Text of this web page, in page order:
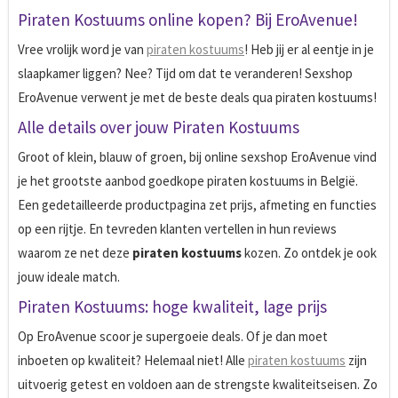
Piraten Kostuums online kopen? Bij EroAvenue!
Vree vrolijk word je van piraten kostuums! Heb jij er al eentje in je
slaapkamer liggen? Nee? Tijd om dat te veranderen! Sexshop
EroAvenue verwent je met de beste deals qua piraten kostuums!
Alle details over jouw Piraten Kostuums
Groot of klein, blauw of groen, bij online sexshop EroAvenue vind
je het grootste aanbod goedkope piraten kostuums in België.
Een gedetailleerde product­pagina zet prijs, afmeting en functies
op een rijtje. En tevreden klanten vertellen in hun reviews
waarom ze net deze piraten kostuumskozen. Zo ontdek je ook
jouw ideale match.
Piraten Kostuums: hoge kwaliteit, lage prijs
Op EroAvenue scoor je supergoeie deals. Of je dan moet
inboeten op kwaliteit? Helemaal niet! Alle piraten kostuums zijn
uitvoerig getest en voldoen aan de strengste kwaliteitseisen. Zo